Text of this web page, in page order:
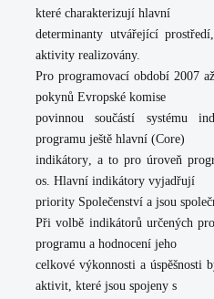
které charakterizují hlavní
determinanty utvářející
aktivity realizovány.
Pro programovací období 2007
pokynů Evropské komise
povinnou součástí systému
programu ještě hlavní (Core)
indikátory, a to pro úroveň
os. Hlavní indikátory vyjadřují
priority Společenství a jsou
Při volbě indikátorů určených
programu a hodnocení jeho
celkové výkonnosti a úspěšnosti
aktivit, které jsou spojeny s